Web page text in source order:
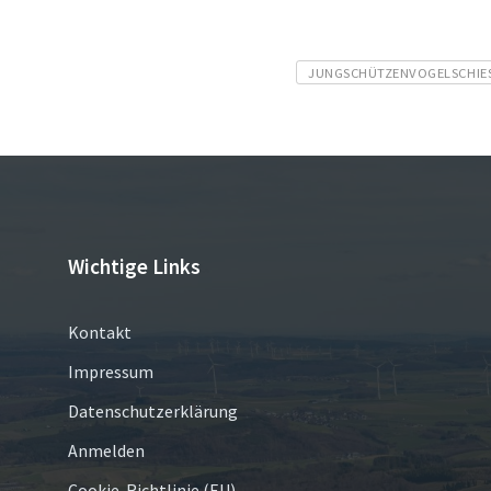
Tags
Wichtige Links
Kontakt
Impressum
Datenschutzerklärung
Anmelden